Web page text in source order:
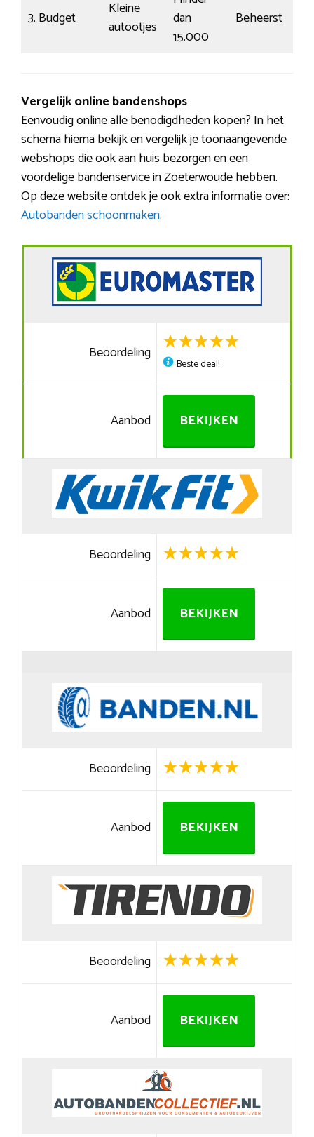
3. Budget
Kleine
autootjes
dan
15.000
Beheerst
Vergelijk online bandenshops
Eenvoudig online alle benodigdheden kopen? In het
schema hierna bekijk en vergelijk je toonaangevende
webshops die ook aan huis bezorgen en een
voordeligebandenservice in Zoeterwoudehebben.
Op deze website ontdek je ook extra informatie over:
Autobanden schoonmaken.
Beoordeling
Beste deal!
Aanbod BEKIJKEN
Beoordeling
Aanbod BEKIJKEN
Beoordeling
Aanbod BEKIJKEN
Beoordeling
Aanbod BEKIJKEN